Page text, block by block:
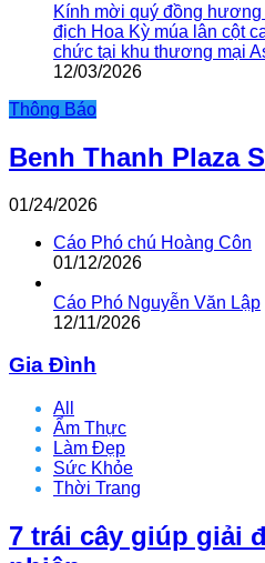
Kính mời quý đồng
địch Hoa Kỳ múa lân cột
chức tại khu thương mại
12/03/2026
Thông Báo
Benh Thanh Plaza
01/24/2026
Cáo Phó chú Hoàng Côn
01/12/2026
Cáo Phó Nguyễn Văn Lập
12/11/2026
Gia Đình
All
Ẩm Thực
Làm Đẹp
Sức Khỏe
Thời Trang
7 trái cây giúp giải